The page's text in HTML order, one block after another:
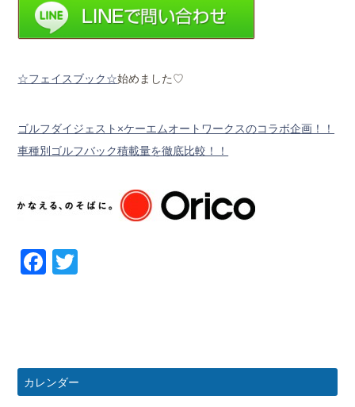
☆フェイスブック☆始めました♡
ゴルフダイジェスト×ケーエムオートワークスのコラボ企画！！
車種別ゴルフバック積載量を徹底比較！！
Facebook
カレンダー